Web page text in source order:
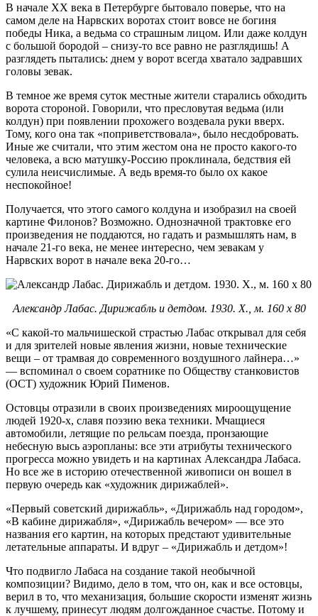
В начале ХХ века в Петербурге бытовало поверье, что на
самом деле на Нарвских воротах стоит вовсе не богиня
победы Ника, а ведьма со страшным лицом. Или даже колдун
с большой бородой – снизу-то все равно не разглядишь! А
разглядеть пытались: днем у ворот всегда хватало задравших
головы зевак.
В темное же время суток местные жители старались обходить
ворота стороной. Говорили, что пресловутая ведьма (или
колдун) при появлении прохожего воздевала руки вверх.
Тому, кого она так «поприветствовала», было несдобровать.
Иные же считали, что этим жестом она не просто какого-то
человека, а всю матушку-Россию проклинала, бедствия ей
сулила неисчислимые. А ведь время-то было ох какое
неспокойное!
Получается, что этого самого колдуна и изобразил на своей
картине Филонов? Возможно. Однозначной трактовке его
произведения не поддаются, но гадать и размышлять нам, в
начале 21-го века, не менее интересно, чем зевакам у
Нарвских ворот в начале века 20-го…
Александр Лабас. Дирижабль и детдом. 1930. Х., м. 160 х 80
«С какой-то мальчишеской страстью Лабас открывал для себя
и для зрителей новые явления жизни, новые технические
вещи – от трамвая до современного воздушного лайнера…»
— вспоминал о своем соратнике по Обществу станковистов
(ОСТ) художник Юрий Пименов.
Остовцы отразили в своих произведениях мироощущение
людей 1920-х, славя поэзию века техники. Мчащиеся
автомобили, летящие по рельсам поезда, пронзающие
небесную высь аэропланы: все эти атрибуты технического
прогресса можно увидеть и на картинах Александра Лабаса.
Но все же в историю отечественной живописи он вошел в
первую очередь как «художник дирижаблей».
«Первый советский дирижабль», «Дирижабль над городом»,
«В кабине дирижабля», «Дирижабль вечером» — все это
названия его картин, на которых предстают удивительные
летательные аппараты. И вдруг – «Дирижабль и детдом»!
Что подвигло Лабаса на создание такой необычной
композиции? Видимо, дело в том, что он, как и все остовцы,
верил в то, что механизация, большие скорости изменят жизнь
к лучшему, принесут людям долгожданное счастье. Потому и